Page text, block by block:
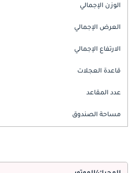
الوزن الإجمالي
العرض الإجمالي
الارتفاع الإجمالي
قاعدة العجلات
عدد المقاعد
مساحة الصندوق